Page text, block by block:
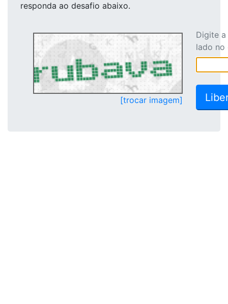
responda ao desafio abaixo.
[trocar imagem]
Digite
lado no